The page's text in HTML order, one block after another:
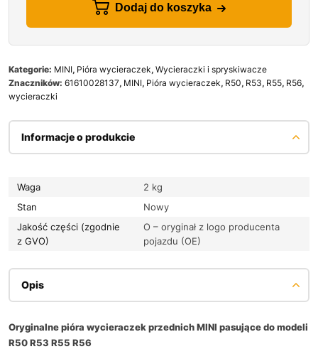
Dodaj do koszyka
Kategorie: MINI, Pióra wycieraczek, Wycieraczki i spryskiwacze
Znaczników: 61610028137, MINI, Pióra wycieraczek, R50, R53, R55, R56,
wycieraczki
Informacje o produkcie
Waga
2 kg
Stan
Nowy
Jakość części (zgodnie
z GVO)
O – oryginał z logo producenta
pojazdu (OE)
Opis
Oryginalne pióra wycieraczek przednich MINI pasujące do modeli
R50 R53 R55 R56